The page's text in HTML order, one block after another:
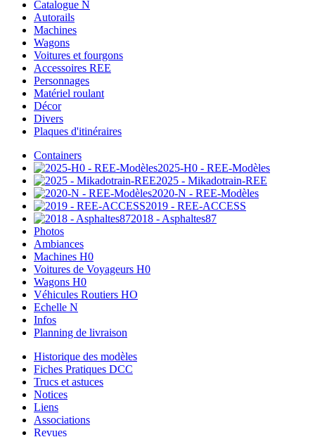
Catalogue N
Autorails
Machines
Wagons
Voitures et fourgons
Accessoires REE
Personnages
Matériel roulant
Décor
Divers
Plaques d'itinéraires
Containers
2025-H0 - REE-Modèles
2025 - Mikadotrain-REE
2020-N - REE-Modèles
2019 - REE-ACCESS
2018 - Asphaltes87
Photos
Ambiances
Machines H0
Voitures de Voyageurs H0
Wagons H0
Véhicules Routiers HO
Echelle N
Infos
Planning de livraison
Historique des modèles
Fiches Pratiques DCC
Trucs et astuces
Notices
Liens
Associations
Revues